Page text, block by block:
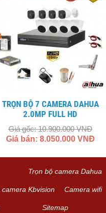
TRỌN BỘ 7 CAMERA DAHUA
2.0MP FULL HD
Giá gốc: 10.900.000 VNĐ
Giá bán: 8.050.000 VNĐ
Trọn bộ camera Dahua
camera Kbvision Camera wifi
Sitemap